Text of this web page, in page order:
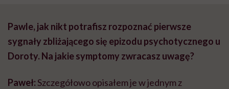
Pawle, jak nikt potrafisz rozpoznać pierwsze
sygnały zbliżającego się epizodu psychotycznego u
Doroty. Na jakie symptomy zwracasz uwagę?
Paweł:Szczegółowo opisałem je w jednym z